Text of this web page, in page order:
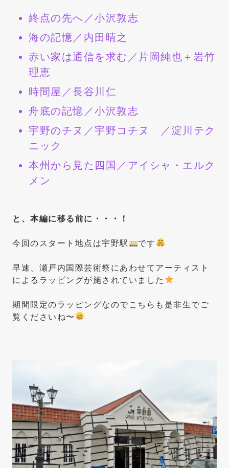
終点の先へ／小沢敦志
海の記憶／内田晴之
赤い家は通信を求む／片岡純也＋岩竹
理恵
時間屋／長谷川仁
舟底の記憶／小沢敦志
宇野のチヌ／宇野コチヌ ／淀川テク
ニック
本州から見た四国／アイシャ・エルク
メン
と、本編に移る前に・・・！
今回のスタート地点は宇野駅 です
早速、瀬戸内国際芸術祭にあわせてアーティスト
によるラッピングが施されていました
期間限定のラッピングなのでこちらも是非生でご
覧くださいね〜